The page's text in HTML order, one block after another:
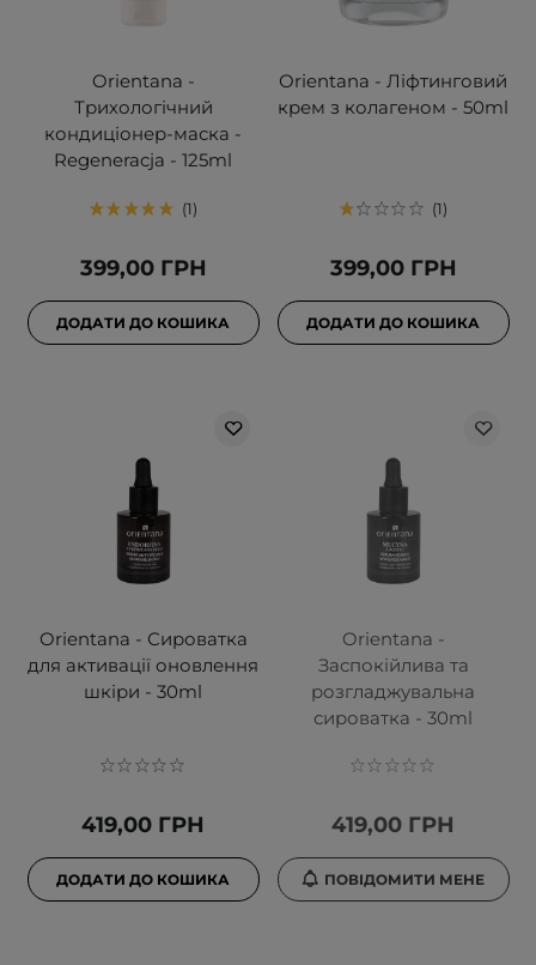
Orientana -
Трихологічний
кондиціонер-маска -
Regeneracja - 125ml
1
399,00 ГРН
ДОДАТИ ДО КОШИКА
Оrientana - Ліфтинговий
крем з колагеном - 50ml
1
399,00 ГРН
ДОДАТИ ДО КОШИКА
Orientana - Сироватка
для активації оновлення
шкіри - 30ml
419,00 ГРН
ДОДАТИ ДО КОШИКА
Orientana -
Заспокійлива та
розгладжувальна
сироватка - 30ml
419,00 ГРН
ПОВІДОМИТИ МЕНЕ